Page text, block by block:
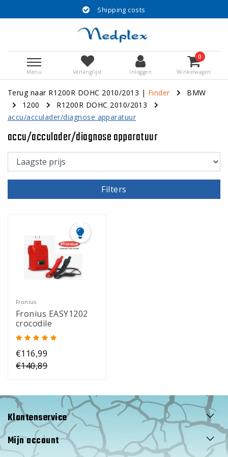
Shipping costs
Menu Verlanglijst Inloggen
0
Winkelwagen
Terug naar R1200R DOHC 2010/2013 | Finder
BMW
1200
R1200R DOHC 2010/2013
accu/acculader/diagnose apparatuur
accu/acculader/diagnose apparatuur
Filters
Fronius
Fronius EASY1202
crocodile
€116,99
€140,89
Klantenservice
Mijn account